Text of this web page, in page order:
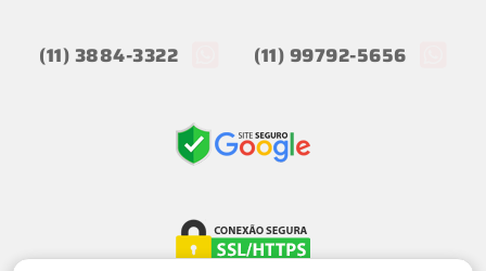
(11) 3884-3322 (11) 99792-5656